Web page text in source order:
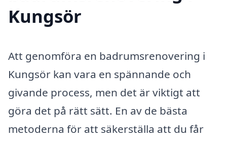
Kungsör
Att genomföra en badrumsrenovering i
Kungsör kan vara en spännande och
givande process, men det är viktigt att
göra det på rätt sätt. En av de bästa
metoderna för att säkerställa att du får